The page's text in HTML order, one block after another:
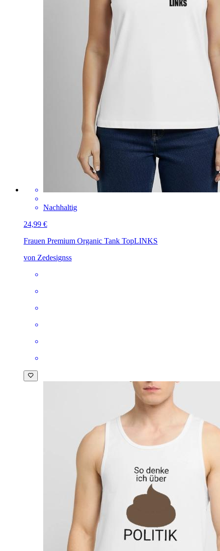
Nachhaltig
24,99 €
Frauen Premium Organic Tank TopLINKS
von Zedesignss